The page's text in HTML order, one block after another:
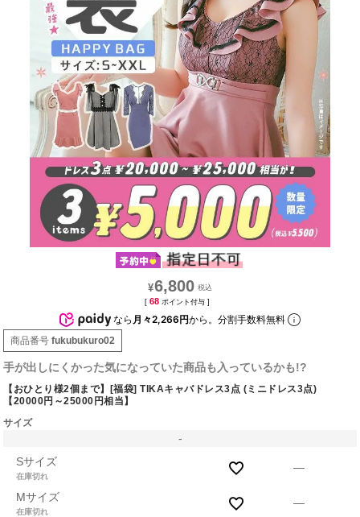
¥6,800
[ 68 ポイント付与 ]
なら 月々2,266円から。分割手数料無料
商品番号 fukubukuro02
手が出しにくかった気になっていた商品も入っているかも!?
【おひとり様2個まで】[福袋] TIKAキャバドレス3点 (ミニドレス3点)
【20000円～25000円相当】
サイズ
-
Sサイズ
在庫切れ
—
Mサイズ
在庫切れ
—